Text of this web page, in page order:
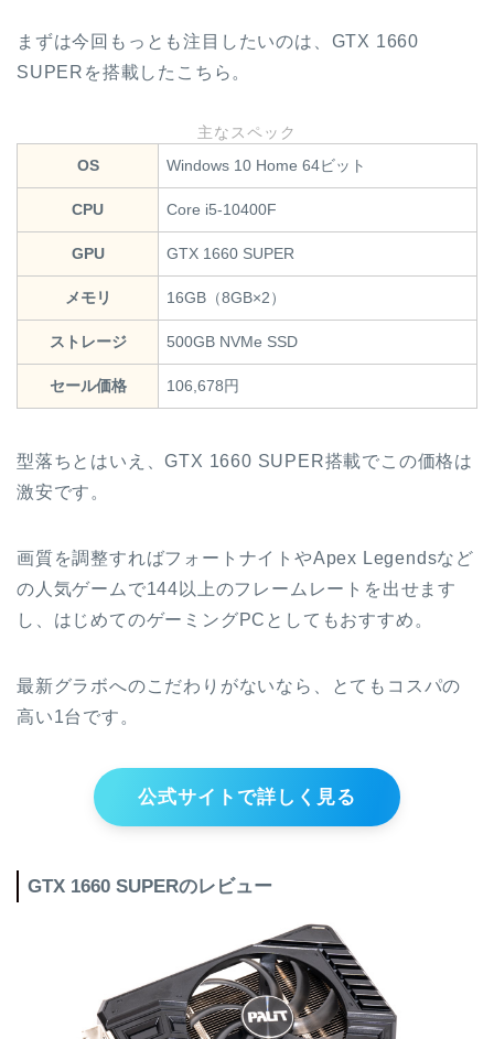
まずは今回もっとも注目したいのは、GTX 1660
SUPERを搭載したこちら。
主なスペック
OS Windows 10 Home 64ビット
CPU Core i5-10400F
GPU GTX 1660 SUPER
メモリ 16GB（8GB×2）
ストレージ 500GB NVMe SSD
セール価格 106,678円
型落ちとはいえ、GTX 1660 SUPER搭載でこの価格は
激安です。
画質を調整すればフォートナイトやApex Legendsなど
の人気ゲームで144以上のフレームレートを出せます
し、はじめてのゲーミングPCとしてもおすすめ。
最新グラボへのこだわりがないなら、とてもコスパの
高い1台です。
公式サイトで詳しく見る
GTX 1660 SUPERのレビュー